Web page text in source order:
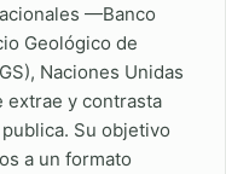
—Banco
Geológico de
Naciones Unidas
extrae y contrasta
Su objetivo
a un formato